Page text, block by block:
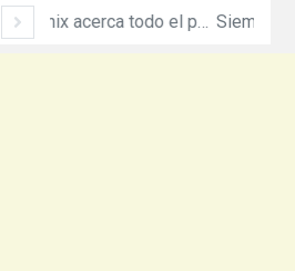
Equinix acerca todo el poder de cómputo e inteligencia artificial de NVIDIA DGX con nuevo servicio